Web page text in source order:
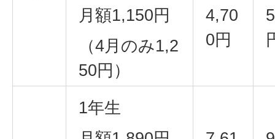
月額1,150円
（4月のみ1,2
50円）
4,70
0円
1年生